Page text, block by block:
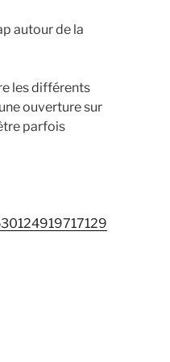
autour de la
les différents
ouverture sur
parfois